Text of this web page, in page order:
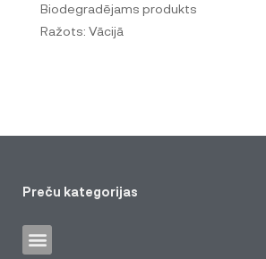
Biodegradējams produkts
Ražots: Vācijā
Preču kategorijas